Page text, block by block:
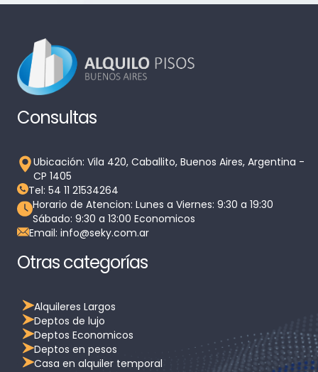
Consultas
Ubicación: Vila 420, Caballito, Buenos Aires, Argentina -
CP 1405
Tel: 54 11 21534264
Horario de Atencion: Lunes a Viernes: 9:30 a 19:30
Sábado: 9:30 a 13:00 Economicos
Email: info@seky.com.ar
Otras categorías
Alquileres Largos
Deptos de lujo
Deptos Economicos
Deptos en pesos
Casa en alquiler temporal